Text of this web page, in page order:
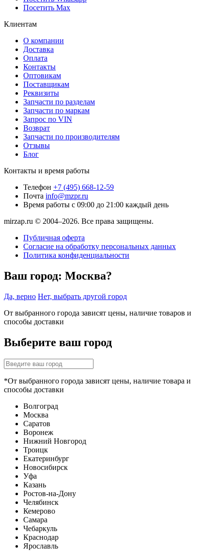
Посетить Max
Клиентам
О компании
Доставка
Оплата
Контакты
Оптовикам
Поставщикам
Реквизиты
Запчасти по разделам
Запчасти по маркам
Запрос по VIN
Возврат
Запчасти по производителям
Отзывы
Блог
Контакты и время работы
Телефон +7 (495) 668-12-59
Почта info@mzpr.ru
Время работы с 09:00 до 21:00 каждый день
mirzap.ru © 2004–2026. Все права защищены.
Публичная оферта
Согласие на обработку персональных данных
Политика конфиденциальности
Ваш город: Москва?
Да, верно Нет, выбрать другой город
От выбранного города зависят цены, наличие товаров и
способы доставки
Выберите ваш город
*От выбранного города зависят цены, наличие товара и
способы доставки
Волгоград
Москва
Саратов
Воронеж
Нижний Новгород
Троицк
Екатеринбург
Новосибирск
Уфа
Казань
Ростов-на-Дону
Челябинск
Кемерово
Самара
Чебаркуль
Краснодар
Ярославль